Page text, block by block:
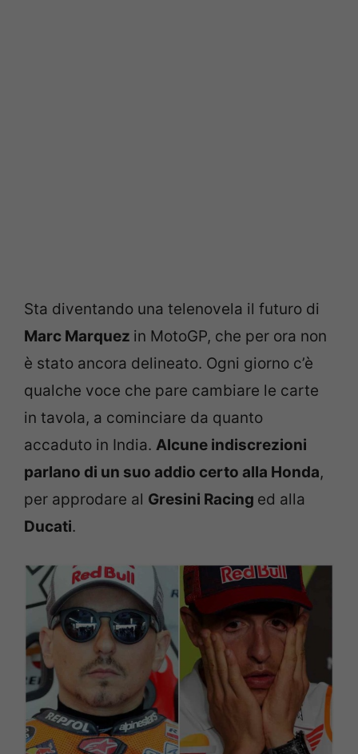
Sta diventando una telenovela il futuro di
Marc Marquez in MotoGP, che per ora non
è stato ancora delineato. Ogni giorno c’è
qualche voce che pare cambiare le carte
in tavola, a cominciare da quanto
accaduto in India. Alcune indiscrezioni
parlano di un suo addio certo alla Honda,
per approdare al Gresini Racing ed alla
Ducati.